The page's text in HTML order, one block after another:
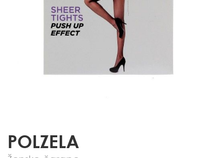
POLZELA